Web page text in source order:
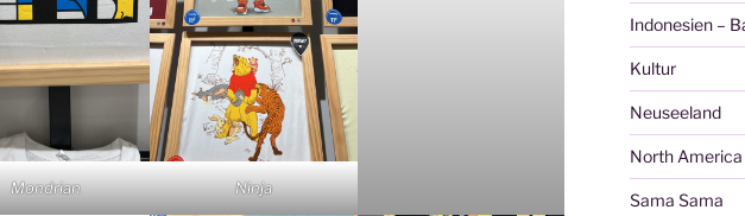
Mondrian Ninja
Indonesien –
Kultur
Neuseeland
North America
Sama Sama